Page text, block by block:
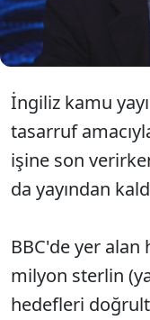
İngiliz kamu
tasarruf
işine son
da yayından
BBC'de yer alan
milyon sterlin
hedefleri